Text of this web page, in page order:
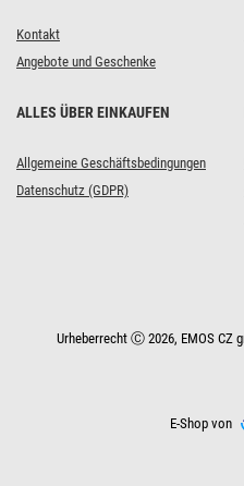
Kontakt
Angebote und Geschenke
ALLES ÜBER EINKAUFEN
Allgemeine Geschäftsbedingungen
Datenschutz (GDPR)
Urheberrecht Ⓒ 2026, EMOS CZ
E-Shop von